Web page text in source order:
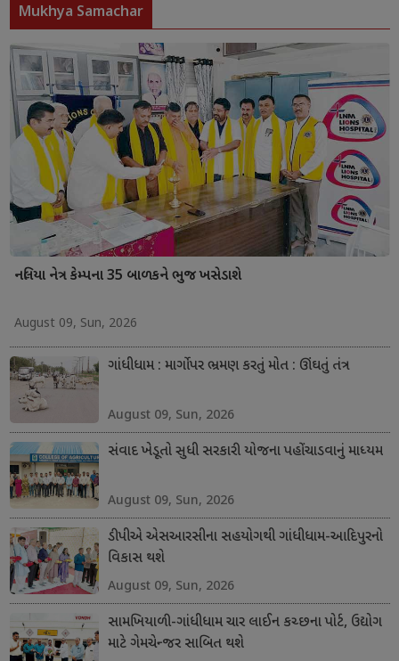
Mukhya Samachar
નલિયા નેત્ર કેમ્પના 35 બાળકને ભુજ ખસેડાશે
August 09, Sun, 2026
ગાંધીધામ : માર્ગો પર ભ્રમણ કરતું મોત : ઊંઘતું તંત્ર
August 09, Sun, 2026
સંવાદ ખેડૂતો સુધી સરકારી યોજના પહોંચાડવાનું માધ્યમ
August 09, Sun, 2026
ડીપીએ એસઆરસીના સહયોગથી ગાંધીધામ-આદિપુરનો
વિકાસ થશે
August 09, Sun, 2026
સામખિયાળી-ગાંધીધામ ચાર લાઈન કચ્છના પોર્ટ, ઉદ્યોગ
માટે ગેમચેન્જર સાબિત થશે